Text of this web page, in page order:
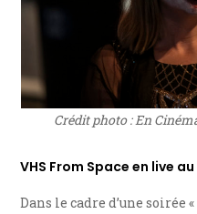
Crédit photo : En
VHS From Space en live au
Dans le cadre d’une soirée